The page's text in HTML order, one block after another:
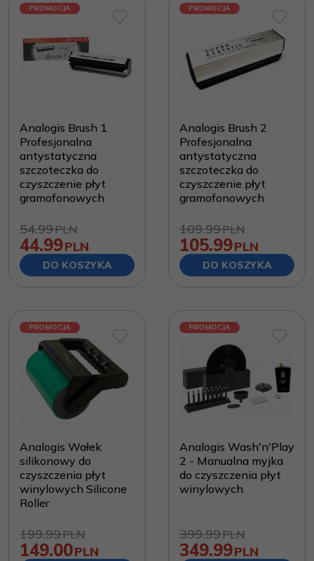
PROMOCJA
Analogis Brush 1
Profesjonalna
antystatyczna
szczoteczka do
czyszczenie płyt
gramofonowych
54.99PLN
44.99PLN
DO KOSZYKA
PROMOCJA
Analogis Brush 2
Profesjonalna
antystatyczna
szczoteczka do
czyszczenie płyt
gramofonowych
109.99PLN
105.99PLN
DO KOSZYKA
PROMOCJA
Analogis Wałek
silikonowy do
czyszczenia płyt
winylowych Silicone
Roller
199.99PLN
149.00PLN
PROMOCJA
Analogis Wash'n'Play
2 - Manualna myjka
do czyszczenia płyt
winylowych
399.99PLN
349.99PLN